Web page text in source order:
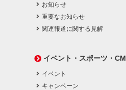
お知らせ
重要なお知らせ
関連報道に関する見解
イベント・スポーツ・CM
イベント
キャンペーン